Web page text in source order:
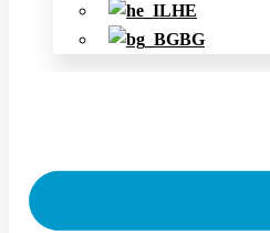
HE
BG